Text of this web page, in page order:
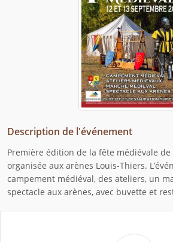
Description de l'événement
Première édition de la fête médiévale
organisée aux arènes Louis-Thiers.
campement médiéval, des ateliers, un
spectacle aux arènes, avec buvette et